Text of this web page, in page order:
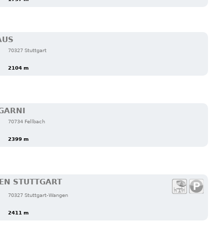
70327 Stuttgart
2104 m
70734 Fellbach
2399 m
STUTTGART
70327 Stuttgart-Wangen
2411 m